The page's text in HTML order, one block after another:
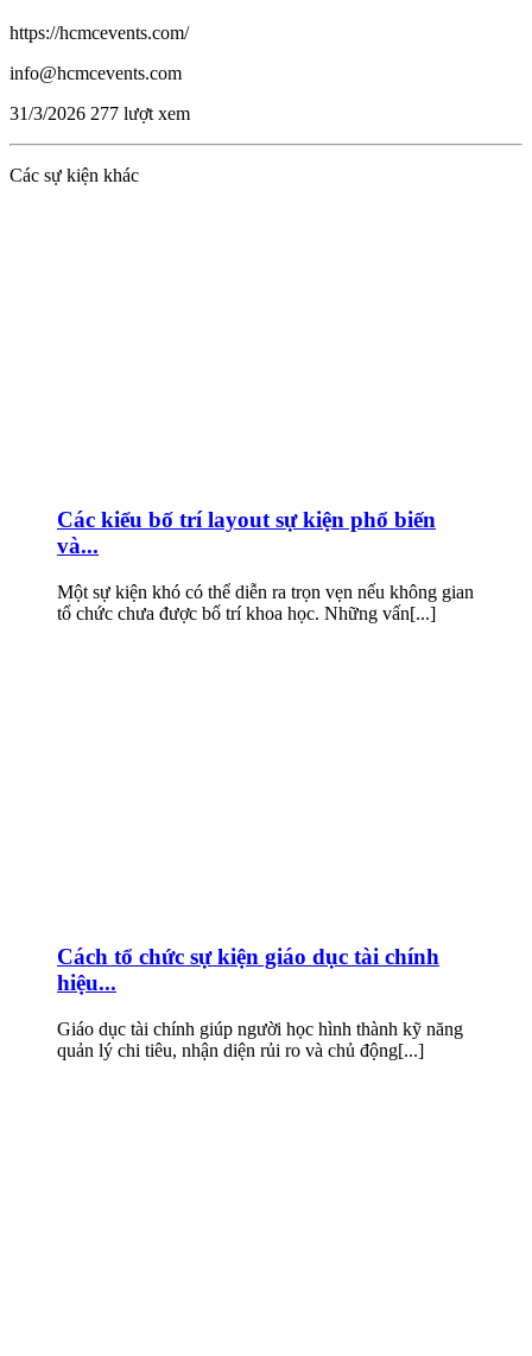
https://hcmcevents.com/
info@hcmcevents.com
31/3/2026 277 lượt xem
Các sự kiện khác
Các kiểu bố trí layout sự kiện phổ biến
và...
Một sự kiện khó có thể diễn ra trọn vẹn nếu không gian
tổ chức chưa được bố trí khoa học. Những vấn[...]
Cách tổ chức sự kiện giáo dục tài chính
hiệu...
Giáo dục tài chính giúp người học hình thành kỹ năng
quản lý chi tiêu, nhận diện rủi ro và chủ động[...]